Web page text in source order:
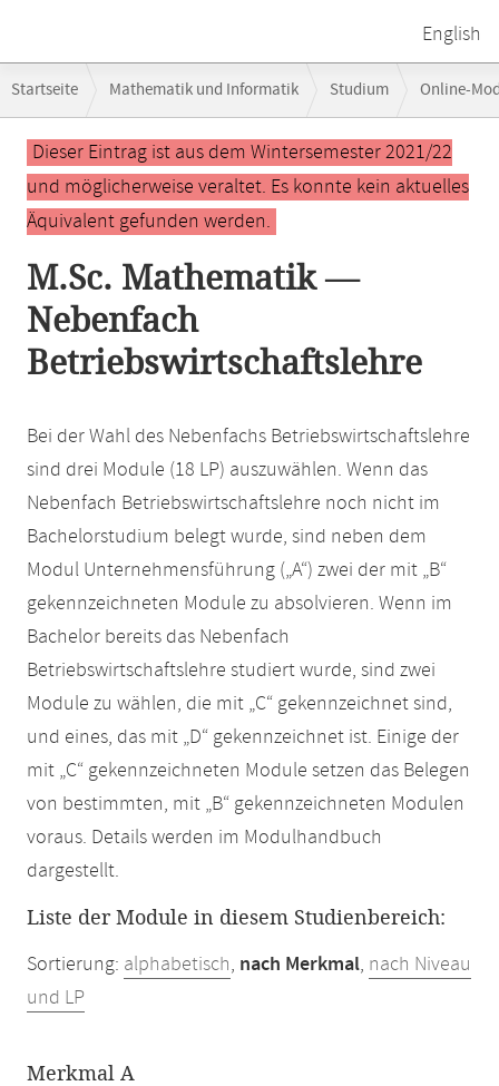
English
Navigation
Startseite Mathematik und Informatik Studium Online-
Hauptinhalt
Dieser Eintrag ist aus dem Wintersemester 2021/22
und möglicherweise veraltet. Es konnte kein aktuelles
Äquivalent gefunden werden.
M.Sc. Mathematik —
Nebenfach
Betriebswirtschaftslehre
Bei der Wahl des Nebenfachs Betriebswirtschaftslehre
sind drei Module (18 LP) auszuwählen. Wenn das
Nebenfach Betriebswirtschaftslehre noch nicht im
Bachelorstudium belegt wurde, sind neben dem
Modul Unternehmensführung („A“) zwei der mit „B“
gekennzeichneten Module zu absolvieren. Wenn im
Bachelor bereits das Nebenfach
Betriebswirtschaftslehre studiert wurde, sind zwei
Module zu wählen, die mit „C“ gekennzeichnet sind,
und eines, das mit „D“ gekennzeichnet ist. Einige der
mit „C“ gekennzeichneten Module setzen das Belegen
von bestimmten, mit „B“ gekennzeichneten Modulen
voraus. Details werden im Modulhandbuch
dargestellt.
Liste der Module in diesem Studienbereich:
Sortierung: alphabetisch, nach Merkmal, nach Niveau
und LP
Merkmal A